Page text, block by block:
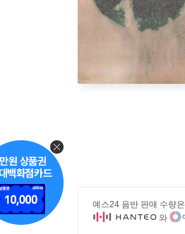
예스24 음반 판매 수량은
와